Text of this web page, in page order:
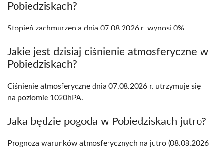
Pobiedziskach?
Stopień zachmurzenia dnia 07.08.2026 r. wynosi 0%.
Jakie jest dzisiaj ciśnienie atmosferyczne w
Pobiedziskach?
Ciśnienie atmosferyczne dnia 07.08.2026 r. utrzymuje się
na poziomie 1020hPA.
Jaka będzie pogoda w Pobiedziskach jutro?
Prognoza warunków atmosferycznych na jutro (08.08.2026